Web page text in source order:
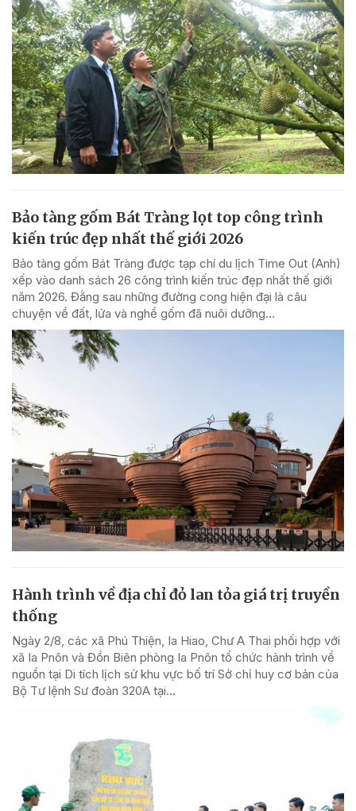
Bảo tàng gốm Bát Tràng lọt top công trình
kiến trúc đẹp nhất thế giới 2026
Bảo tàng gốm Bát Tràng được tạp chí du lịch Time Out (Anh)
xếp vào danh sách 26 công trình kiến trúc đẹp nhất thế giới
năm 2026. Đằng sau những đường cong hiện đại là câu
chuyện về đất, lửa và nghề gốm đã nuôi dưỡng...
Hành trình về địa chỉ đỏ lan tỏa giá trị truyền
thống
Ngày 2/8, các xã Phú Thiện, Ia Hiao, Chư A Thai phối hợp với
xã Ia Pnôn và Đồn Biên phòng Ia Pnôn tổ chức hành trình về
nguồn tại Di tích lịch sử khu vực bố trí Sở chỉ huy cơ bản của
Bộ Tư lệnh Sư đoàn 320A tại...